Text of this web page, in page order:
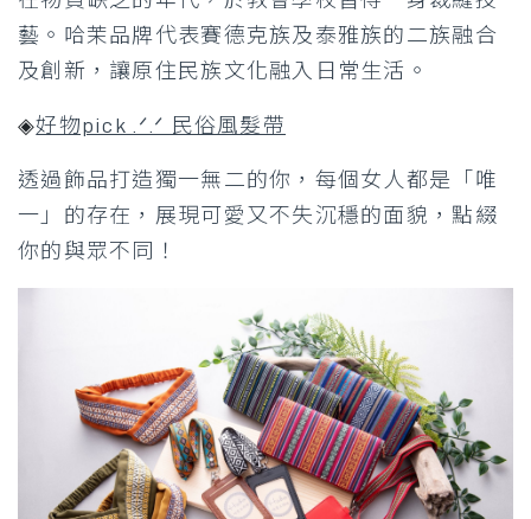
藝。哈茉品牌代表賽德克族及泰雅族的二族融合
及創新，讓原住民族文化融入日常生活。
◈好物pick .ᐟ.ᐟ 民俗風髮帶
透過飾品打造獨一無二的你，每個女人都是「唯
一」的存在，展現可愛又不失沉穩的面貌，點綴
你的與眾不同！